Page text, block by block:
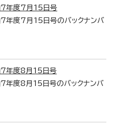
7年度7月15日号
年度7月15日号のバックナンバ
7年度8月15日号
年度8月15日号のバックナンバ